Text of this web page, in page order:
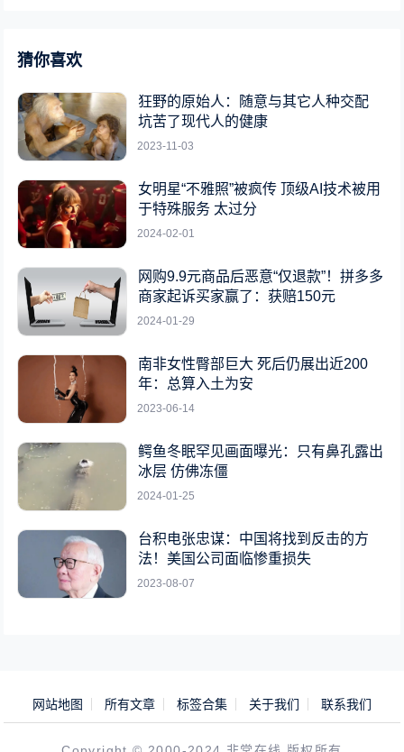
猜你喜欢
狂野的原始人：随意与其它人种交配
坑苦了现代人的健康
2023-11-03
女明星“不雅照”被疯传 顶级AI技术被用
于特殊服务 太过分
2024-02-01
网购9.9元商品后恶意“仅退款”！拼多多
商家起诉买家赢了：获赔150元
2024-01-29
南非女性臀部巨大 死后仍展出近200
年：总算入土为安
2023-06-14
鳄鱼冬眠罕见画面曝光：只有鼻孔露出
冰层 仿佛冻僵
2024-01-25
台积电张忠谋：中国将找到反击的方
法！美国公司面临惨重损失
2023-08-07
网站地图 所有文章 标签合集 关于我们 联系我们